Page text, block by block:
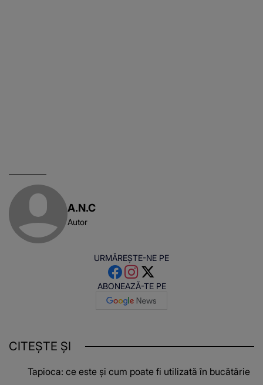
A.N.C
Autor
URMĂREȘTE-NE PE
ABONEAZĂ-TE PE
CITEȘTE ȘI
Tapioca: ce este și cum poate fi utilizată în bucătărie